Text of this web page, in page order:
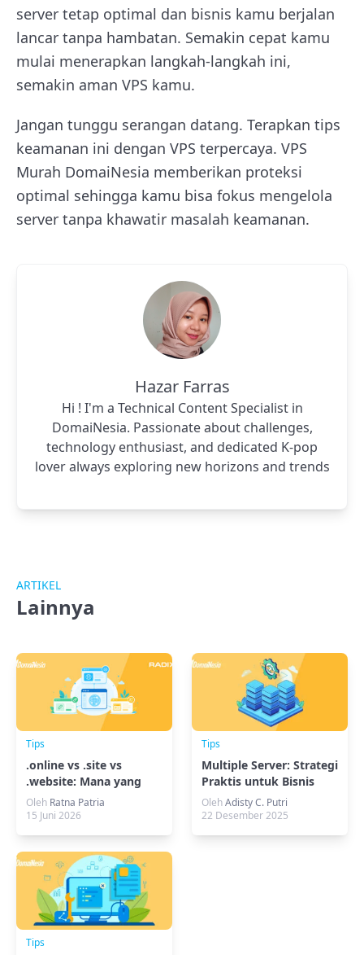
server tetap optimal dan bisnis kamu berjalan
lancar tanpa hambatan. Semakin cepat kamu
mulai menerapkan langkah-langkah ini,
semakin aman VPS kamu.
Jangan tunggu serangan datang. Terapkan tips
keamanan ini dengan VPS terpercaya. VPS
Murah DomaiNesia memberikan proteksi
optimal sehingga kamu bisa fokus mengelola
server tanpa khawatir masalah keamanan.
Hazar Farras
Hi ! I'm a Technical Content Specialist in
DomaiNesia. Passionate about challenges,
technology enthusiast, and dedicated K-pop
lover always exploring new horizons and trends
ARTIKEL
Lainnya
Tips
.online vs .site vs
.website: Mana yang
Lebih Cocok untuk
Website Bisnis?
Oleh Ratna Patria
15 Juni 2026
Tips
Multiple Server: Strategi
Praktis untuk Bisnis
Modern
OlehAdisty C. Putri
22 Desember 2025
Tips